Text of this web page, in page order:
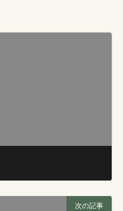
次の記事